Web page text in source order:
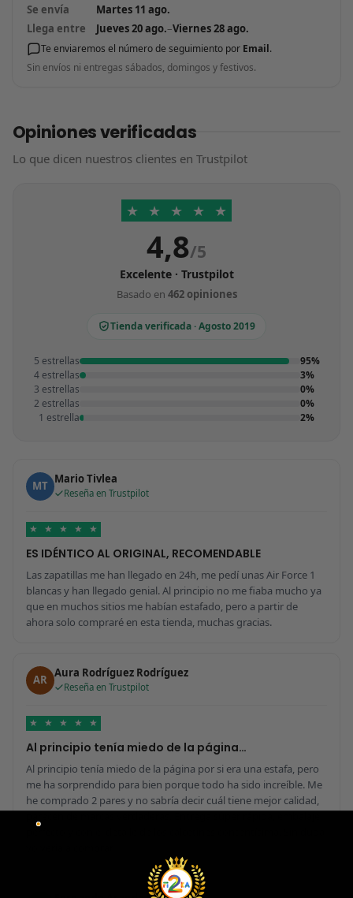
Se envía
Martes 11 ago.
Llega entre
Jueves 20 ago.–Viernes 28 ago.
Te enviaremos el número de seguimiento por Email.
Sin envíos ni entregas sábados, domingos y festivos.
Opiniones verificadas
Lo que dicen nuestros clientes en Trustpilot
★ ★ ★ ★ ★
4,8/5
Excelente · Trustpilot
Basado en 462 opiniones
Tienda verificada · Agosto 2019
5 estrellas
95%
4 estrellas
3%
3 estrellas
0%
2 estrellas
0%
1 estrella
2%
MT Mario Tivlea
Reseña en Trustpilot
★ ★ ★ ★ ★
ES IDÉNTICO AL ORIGINAL, RECOMENDABLE
Las zapatillas me han llegado en 24h, me pedí unas Air Force 1
blancas y han llegado genial. Al principio no me fiaba mucho ya
que en muchos sitios me habían estafado, pero a partir de
ahora solo compraré en esta tienda, muchas gracias.
AR Aura Rodríguez Rodríguez
Reseña en Trustpilot
★ ★ ★ ★ ★
Al principio tenía miedo de la página…
Al principio tenía miedo de la página por si era una estafa, pero
me ha sorprendido para bien porque todo ha sido increíble. Me
he comprado 2 pares y no sabría decir cuál tiene mejor calidad,